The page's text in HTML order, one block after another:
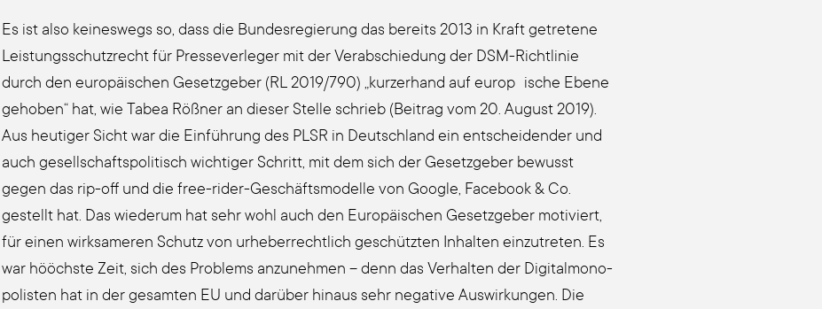
Es ist also kei­nes­wegs so, dass die Bun­des­re­gie­rung das bereits 2013 in Kraft getre­te­ne
Leis­tungs­schutz­recht für Pres­se­ver­le­ger mit der Ver­ab­schie­dung der DSM-Richt­li­nie
durch den euro­päi­schen Gesetz­ge­ber (RL 2019/790) „kur­zer­hand auf europ ische Ebe­ne
geho­ben“ hat, wie Tabea Röß­ner an die­ser Stel­le schrieb (Bei­trag vom 20. August 2019).
Aus heu­ti­ger Sicht war die Einführung des PLSR in Deutsch­land ein ent­schei­den­der und
auch gesell­schafts­po­li­tisch wich­ti­ger Schritt, mit dem sich der Gesetz­ge­ber bewusst
gegen das rip-off und die free-rider-Geschäfts­mo­del­le von Goog­le, Face­book & Co.
gestellt hat. Das wie­der­um hat sehr wohl auch den Euro­päi­schen Gesetz­ge­ber moti­viert,
für einen wirk­sa­me­ren Schutz von urhe­ber­recht­lich geschützten Inhal­ten ein­zu­tre­ten. Es
war hööchs­te Zeit, sich des Pro­blems anzu­neh­men – denn das Ver­hal­ten der Digi­tal­mo­no­
po­lis­ten hat in der gesam­ten EU und darüber hin­aus sehr nega­ti­ve Aus­wir­kun­gen. Die